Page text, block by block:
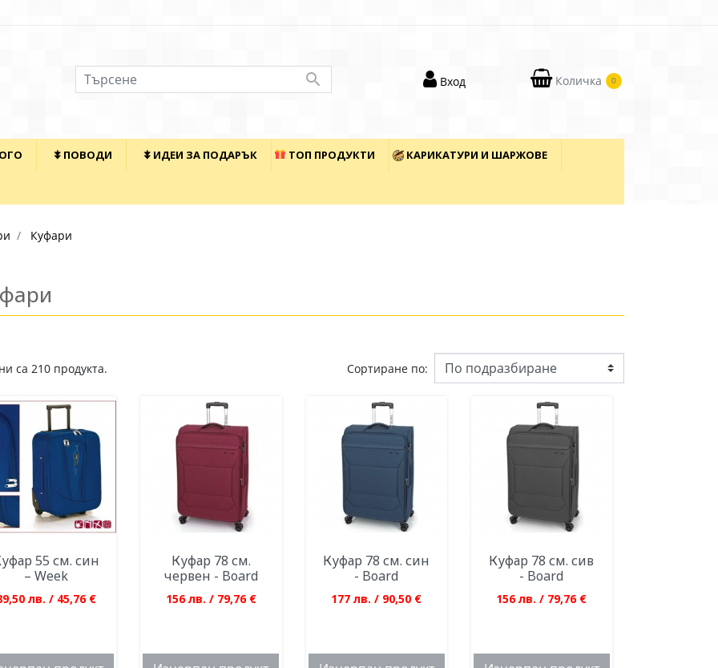
 Вход Количка 0
⯯ ПОВОДИ ⯯ ИДЕИ ЗА ПОДАРЪК ТОП ПРОДУКТИ КАРИКАТУРИ И ШАРЖОВЕ
Куфари
са 210 продукта. Сортиране по:
55 см. син
– Week
лв. / 45,76 €
Куфар 78 см.
червен - Board
156 лв. / 79,76 €
Куфар 78 см. син
- Board
177 лв. / 90,50 €
Куфар 78 см. сив
- Board
156 лв. / 79,76 €